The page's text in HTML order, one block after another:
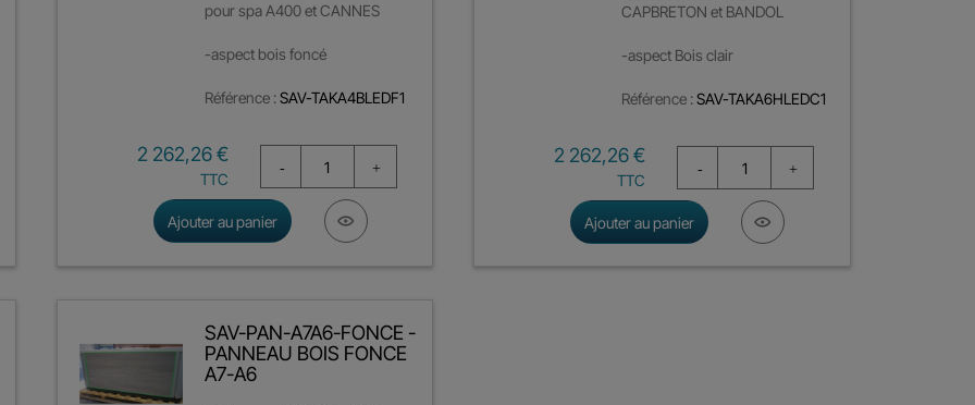
pour spa A400 et CANNES
-aspect bois foncé
Référence :SAV-TAKA4BLEDF1
Prix
2 262,26 €
TTC
Ajouter au panier
CAPBRETON et BANDOL
-aspect Bois clair
Référence :SAV-TAKA6HLEDC1
Prix
2 262,26 €
TTC
Ajouter au panier
SAV-PAN-A7A6-FONCE -
PANNEAU BOIS FONCE
A7-A6